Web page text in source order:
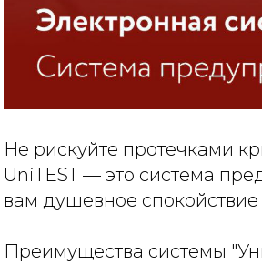
Не рискуйте протечками
UniTEST — это система
вам душевное
Преимущества системы